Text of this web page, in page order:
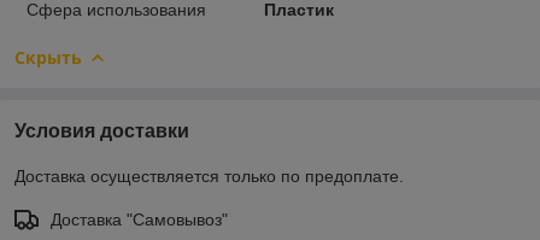
Сфера использования
Пластик
Скрыть
Условия доставки
Доставка осуществляется только по предоплате.
Доставка "Самовывоз"